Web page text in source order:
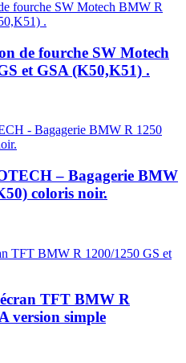
de fourche SW Motech
et GSA (K50,K51) .
– Bagagerie BMW
coloris noir.
TFT BMW R
version simple